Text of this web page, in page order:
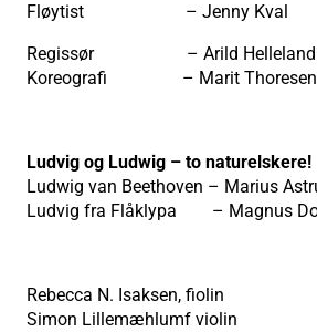
Fløytist – Jenny Kval
Regissør – Arild Helleland
Koreografi – Marit Thoresen
Ludvig og Ludwig – to naturelskere!
Ludwig van Beethoven – Marius
Ludvig fra Flåklypa – Magnus
Rebecca N. Isaksen, fiolin
Simon Lillemæhlumf violin